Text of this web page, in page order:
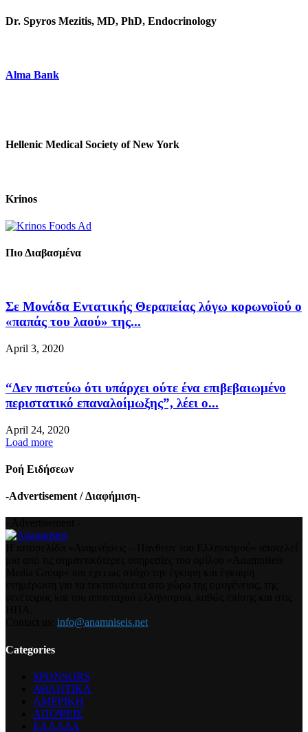
Dr. Spyros Mezitis, MD, PhD, Endocrinology
Alma Bank
Hellenic Medical Society of New York
Krinos
Πιο Διαβασμένα
Σε Μονάδα Εντατικής Θεραπείας λόγω κορωνοϊού ο
«παπάς του λαού» της...
April 3, 2020
“Δεν πιστεύω ότι υπάρχει ούτε ένα επιβεβαιωμένο
περιστατικό επαναλοίμωξης”, λέει ο...
April 24, 2020
Load more
Ροή Ειδήσεων
-Advertisement / Διαφήμιση-
info@anamniseis.net
Categories
SPONSORS
ΑΘΛΗΤΙΚΑ
ΑΜΕΡΙΚΗ
ΑΠΟΨΕΙΣ
ΕΛΛΑΔΑ